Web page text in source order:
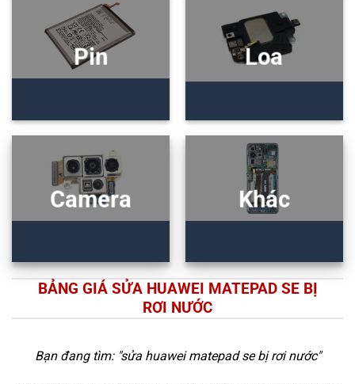
Pin Loa
Camera Khác
BẢNG GIÁ SỬA HUAWEI MATEPAD SE BỊ
RƠI NƯỚC
Bạn đang tìm: "sửa huawei matepad se bị rơi nước"